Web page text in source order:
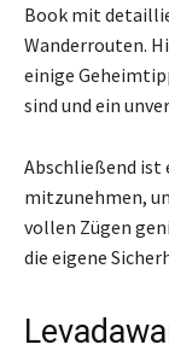
Book mit
Wanderrouten.
einige
sind und ein
Abschließend ist
mitzunehmen,
vollen Zügen
die eigene